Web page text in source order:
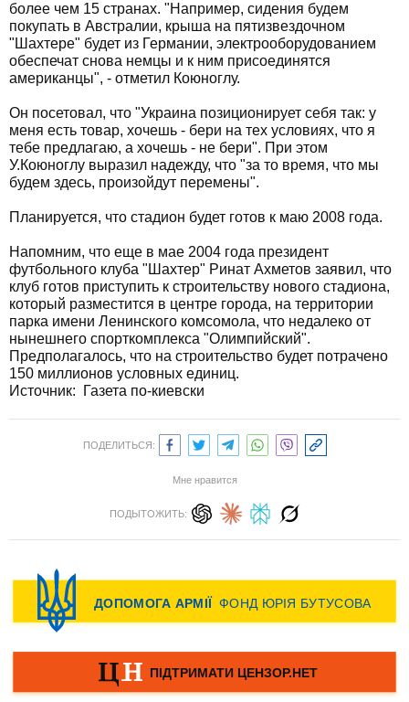
более чем 15 странах. "Например, сидения будем
покупать в Австралии, крыша на пятизвездочном
"Шахтере" будет из Германии, электрооборудованием
обеспечат снова немцы и к ним присоединятся
американцы", - отметил Коюноглу.
Он посетовал, что "Украина позиционирует себя так: у
меня есть товар, хочешь - бери на тех условиях, что я
тебе предлагаю, а хочешь - не бери". При этом
У.Коюноглу выразил надежду, что "за то время, что мы
будем здесь, произойдут перемены".
Планируется, что стадион будет готов к маю 2008 года.
Напомним, что еще в мае 2004 года президент
футбольного клуба "Шахтер" Ринат Ахметов заявил, что
клуб готов приступить к строительству нового стадиона,
который разместится в центре города, на территории
парка имени Ленинского комсомола, что недалеко от
нынешнего спорткомплекса "Олимпийский".
Предполагалось, что на строительство будет потрачено
150 миллионов условных единиц.
Источник:
Газета по-киевски
ПОДЕЛИТЬСЯ:
Мне нравится
ПОДЫТОЖИТЬ: